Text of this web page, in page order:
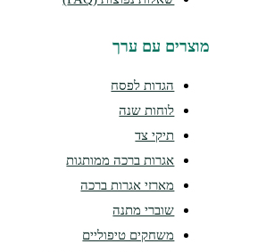
עם ערך
הגדות לפסח
אגרות ברכה ממותגות
מארזי אגרות ברכה
שוברי מתנה
משחקים טיפוליים